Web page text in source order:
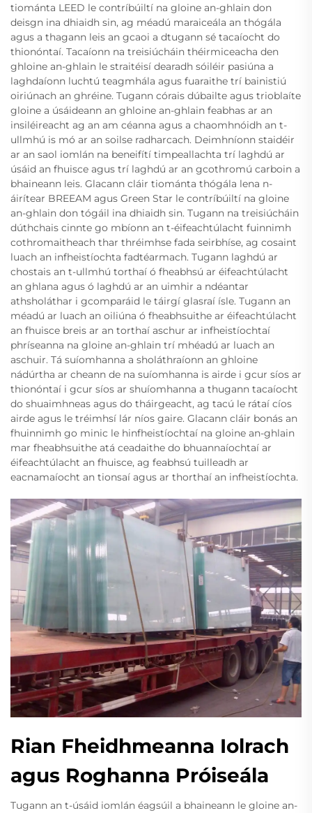
tiománta LEED le contríbúiltí na gloine an-ghlain don
deisgn ina dhiaidh sin, ag méadú maraiceála an thógála
agus a thagann leis an gcaoi a dtugann sé tacaíocht do
thionóntaí. Tacaíonn na treisiúcháin théirmiceacha den
ghloine an-ghlain le straitéisí dearadh sóiléir pasiúna a
laghdaíonn luchtú teagmhála agus fuaraithe trí bainistiú
oiriúnach an ghréine. Tugann córais dúbailte agus trioblaíte
gloine a úsáideann an ghloine an-ghlain feabhas ar an
insiléireacht ag an am céanna agus a chaomhnóidh an t-
ullmhú is mó ar an soilse radharcach. Deimhníonn staidéir
ar an saol iomlán na beneifítí timpeallachta trí laghdú ar
úsáid an fhuisce agus trí laghdú ar an gcothromú carboin a
bhaineann leis. Glacann cláir tiománta thógála lena n-
áirítear BREEAM agus Green Star le contríbúiltí na gloine
an-ghlain don tógáil ina dhiaidh sin. Tugann na treisiúcháin
dúthchais cinnte go mbíonn an t-éifeachtúlacht fuinnimh
cothromaitheach thar thréimhse fada seirbhíse, ag cosaint
luach an infheistíochta fadtéarmach. Tugann laghdú ar
chostais an t-ullmhú torthaí ó fheabhsú ar éifeachtúlacht
an ghlana agus ó laghdú ar an uimhir a ndéantar
athsholáthar i gcomparáid le táirgí glasraí ísle. Tugann an
méadú ar luach an oiliúna ó fheabhsuithe ar éifeachtúlacht
an fhuisce breis ar an torthaí aschur ar infheistíochtaí
phríseanna na gloine an-ghlain trí mhéadú ar luach an
aschuir. Tá suíomhanna a sholáthraíonn an ghloine
nádúrtha ar cheann de na suíomhanna is airde i gcur síos ar
thionóntaí i gcur síos ar shuíomhanna a thugann tacaíocht
do shuaimhneas agus do tháirgeacht, ag tacú le rátaí cíos
airde agus le tréimhsí lár níos gaire. Glacann cláir bonás an
fhuinnimh go minic le hinfheistíochtaí na gloine an-ghlain
mar fheabhsuithe atá ceadaithe do bhuannaíochtaí ar
éifeachtúlacht an fhuisce, ag feabhsú tuilleadh ar
eacnamaíocht an tionsaí agus ar thorthaí an infheistíochta.
Rian Fheidhmeanna Iolrach
agus Roghanna Próiseála
Tugann an t-úsáid iomlán éagsúil a bhaineann le gloine an-